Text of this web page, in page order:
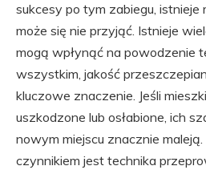
sukcesy po tym zabiegu,
może się nie przyjąć. Istnieje
mogą wpłynąć na powodzenie
wszystkim, jakość
kluczowe znaczenie. Jeśli
uszkodzone lub osłabione, ich
nowym miejscu znacznie
czynnikiem jest technika